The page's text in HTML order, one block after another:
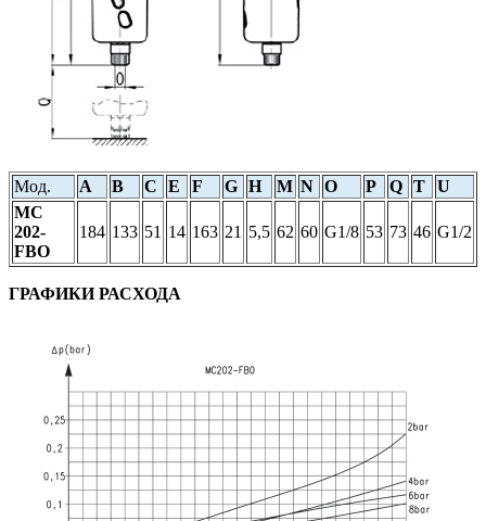
Мод. A B C E F G H M N O P Q T
U
MC
202-
FBO
184 133 51 14 163 21 5,5 62 60 G1/8 53 73 46 G1/2
ГРАФИКИ РАСХОДА